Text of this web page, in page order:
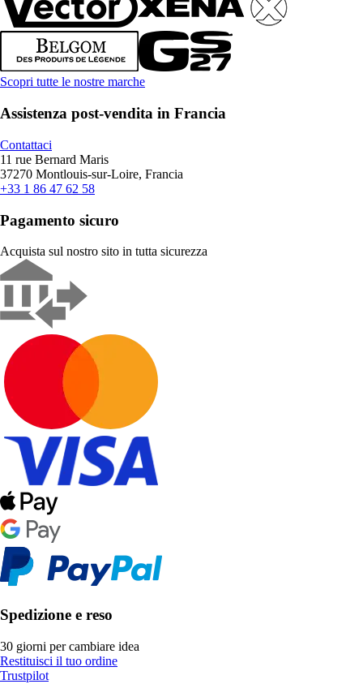
Scopri tutte le nostre marche
Assistenza post-vendita in Francia
Contattaci
11 rue Bernard Maris
37270 Montlouis-sur-Loire, Francia
+33 1 86 47 62 58
Pagamento sicuro
Acquista sul nostro sito in tutta sicurezza
Spedizione e reso
30 giorni per cambiare idea
Restituisci il tuo ordine
Trustpilot